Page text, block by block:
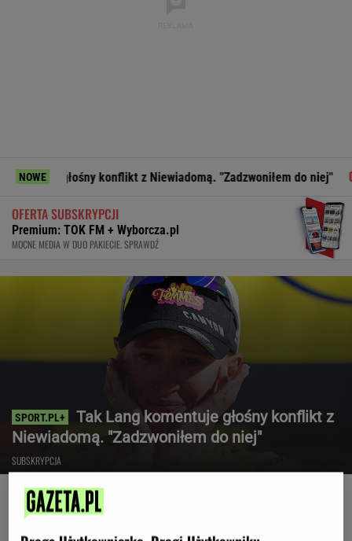
NOWE
konflikt z Niewiadomą. "Zadzwoniłem do niej"
OFERTA SUBSKRYPCJI
Premium: TOK FM + Wyborcza.pl
MOCNE MEDIA W DUO PAKIECIE. SPRAWDŹ
Tak Lang komentuje głośny konflikt z
Niewiadomą. "Zadzwoniłem do niej"
SUBSKRYPCJA
Poszedł na L4 i stracił pracę. Firma zapłaci